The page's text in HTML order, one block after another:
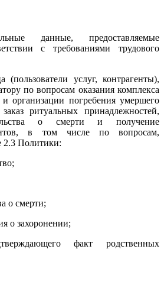
данные, предоставляемые
с требованиями трудового
услуг, контрагенты),
по вопросам оказания комплекса
организации погребения умершего
ритуальных принадлежностей,
о смерти и получение
в том числе по вопросам,
2.3 Политики:
о смерти;
о захоронении;
факт родственных